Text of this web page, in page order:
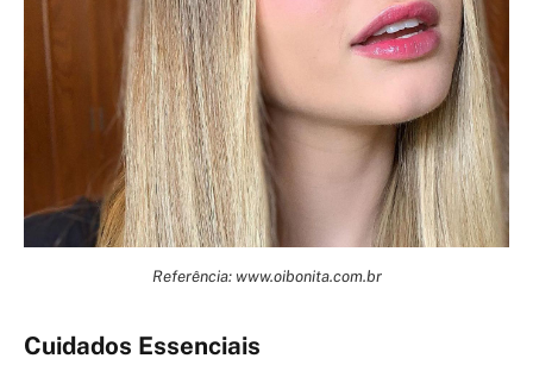
Referência: www.oibonita.com.br
Cuidados Essenciais